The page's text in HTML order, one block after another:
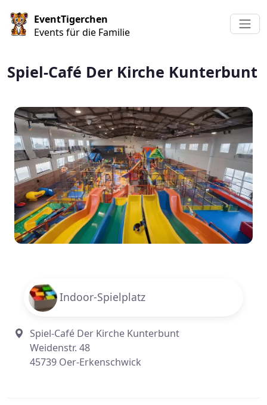
EventTigerchen
Events für die Familie
Spiel-Café Der Kirche Kunterbunt
Indoor-Spielplatz
Spiel-Café Der Kirche Kunterbunt
Weidenstr. 48
45739 Oer-Erkenschwick